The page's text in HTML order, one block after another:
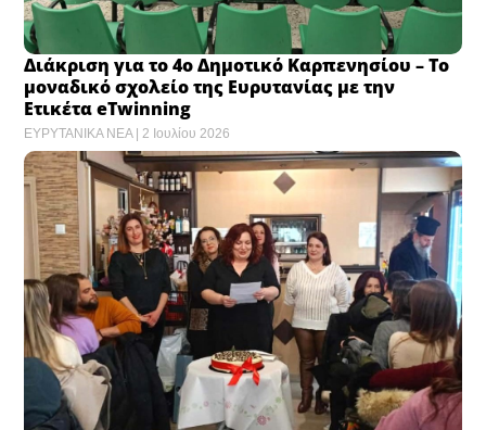
Διάκριση για το 4ο Δημοτικό Καρπενησίου – Το
μοναδικό σχολείο της Ευρυτανίας με την
Ετικέτα eTwinning
ΕΥΡΥΤΑΝΙΚΑ ΝΕΑ 2 Ιουλίου 2026